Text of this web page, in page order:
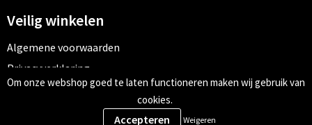
Veilig winkelen
Algemene voorwaarden
Privacyverklaring
Cookiebeleid
Om onze webshop goed te laten functioneren maken wij gebruik van
cookies.
Weigeren